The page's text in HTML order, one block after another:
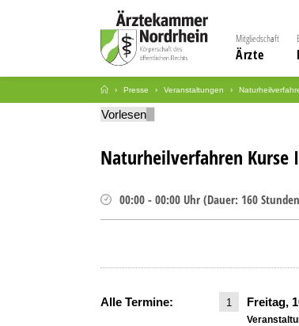
Mitgliedschaft
Ärzte
Presse Veranstaltungen
Vorlesen
Naturheilverfahren Kurse
00:00 - 00:00 Uhr (Dauer: 160
Alle Termine: 1 Freitag,